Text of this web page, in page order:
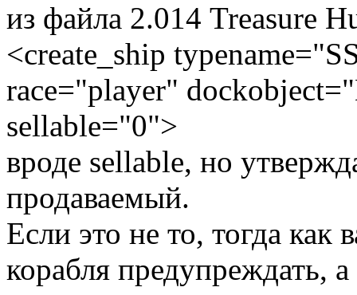
из файла 2.014 Treasure
<create_ship
race="player"
sellable="0">
вроде sellable, но
продаваемый.
Если это не то, тогда как
корабля предупреждать,